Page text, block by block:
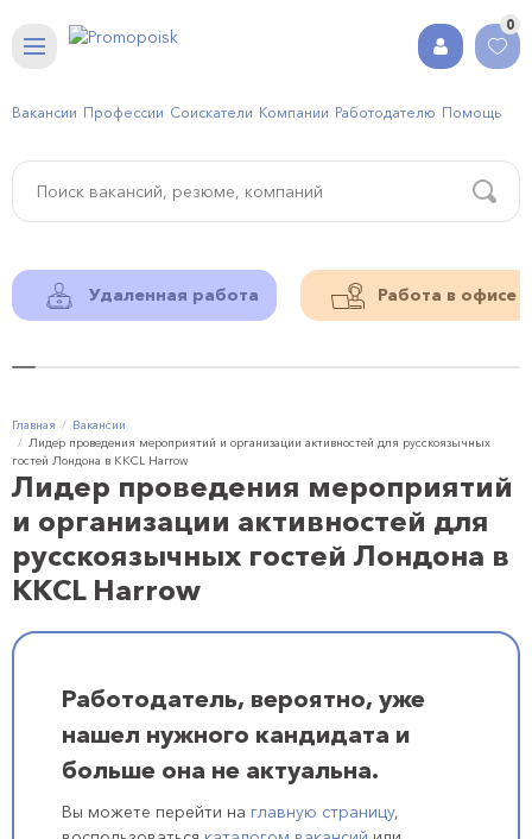
0
Вакансии Профессии Соискатели Компании Работодателю Помощь
Удаленная работа Работа в офисе
Главная
Вакансии
Лидер проведения мероприятий и организации активностей для русскоязычных
гостей Лондона в ККCL Harrow
Лидер проведения мероприятий
и организации активностей для
русскоязычных гостей Лондона в
ККCL Harrow
Работодатель, вероятно, уже
нашел нужного кандидата и
больше она не актуальна.
Вы можете перейти на главную страницу,